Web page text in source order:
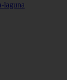
laguna